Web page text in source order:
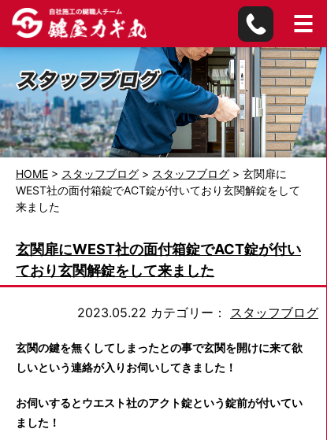
HOME > スタッフブログ > スタッフブログ > 玄関扉に
WEST社の面付箱錠でACT錠が付いており玄関解錠をして
来ました
玄関扉にWEST社の面付箱錠でACT錠が付い
ており玄関解錠をして来ました
2023.05.22 カテゴリー： スタッフブログ
玄関の鍵を無くしてしまったとの事で玄関を開けに来て欲
しいという連絡が入りお伺いしてきました！
お伺いするとウエスト社のアクト錠という錠前が付いてい
ました！